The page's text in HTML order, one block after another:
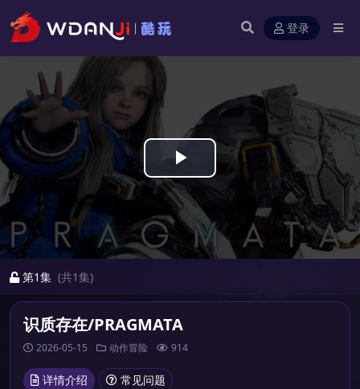
登录
Play
Video
第1集 (共1集)
识质存在/PRAGMATA
2026-05-15 动作冒险 914
详情介绍 常见问题